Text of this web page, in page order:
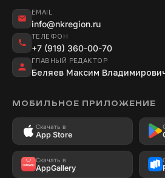
EMAIL
info@nkregion.ru
ТЕЛЕФОН
+7 (919) 360-00-70
ГЛАВНЫЙ РЕДАКТОР
Беляев Максим
МОБИЛЬНОЕ ПРИЛОЖЕНИЕ
Скачать в
App Store
Скачать в
AppGallery